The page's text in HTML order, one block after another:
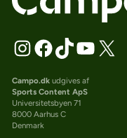
Campo.dkudgives af
Sports Content ApS
Universitetsbyen 71
8000 Aarhus C
Denmark